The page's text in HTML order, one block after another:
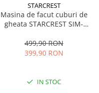
STARCREST
Masina de facut cuburi de
gheata STARCREST SIM-
12Kg/24h, Cos gheata
detasabil, Rezervor apa 0.8 l,
499,90 RON
399,90 RON
IN STOC